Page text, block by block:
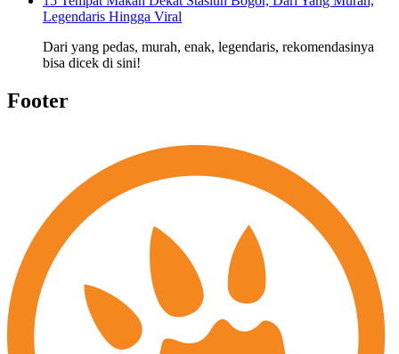
Legendaris Hingga Viral
Dari yang pedas, murah, enak, legendaris, rekomendasinya
bisa dicek di sini!
Footer